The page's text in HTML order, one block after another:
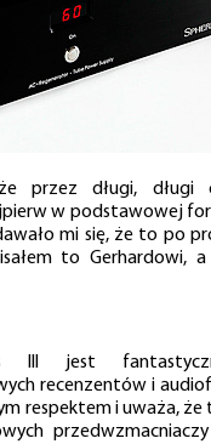
przez długi, długi
w podstawowej
mi się, że to po
to Gerhardowi,
III jest
recenzentów i
respektem i uważa, że